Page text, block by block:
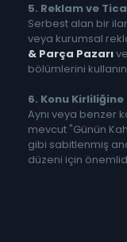
5. Reklam ve
Serbest alan bir
veya kurumsal
& Parça Pazarı
bölümlerini
6. Konu
Aynı veya benzer
mevcut "Günün
gibi sabitlenmiş
düzeni için